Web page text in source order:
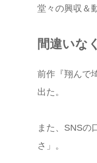
堂々の興収＆
間違いな
前作『翔んで
出た。
また、SNSの
さ」。